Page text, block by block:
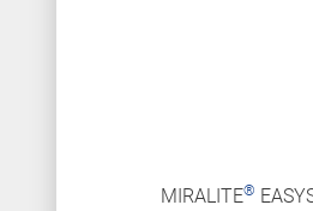
MIRALITE®